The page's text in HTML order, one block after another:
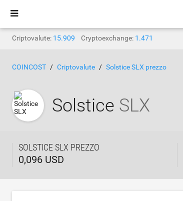
Criptovalute: 15.909 Cryptoexchange: 1.471
COINCOST Criptovalute Solstice SLX prezzo
Solstice SLX
SOLSTICE SLX PREZZO
0,096 USD